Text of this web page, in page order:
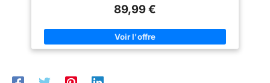
quelque chose pendant une
longue période. Est également
smartphone, pouvant accueillir
des largeurs comprises entre
5,7 et 8,6 cm, ce qui le rend
visualisation lumineuse, claire et nette qui vous permet de
résistent à l'immersion dans 1 mètre d'eau pendant 30 minutes.
Le joint torique scellé bloque la pluie, les vagues et les
éclaboussures. Les verres anti-buée gardent une vue nette
89,99 €